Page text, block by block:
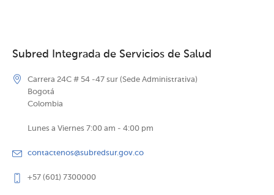
Subred Integrada de Servicios de Salud
Carrera 24C # 54 -47 sur (Sede Administrativa)
Bogotá
Colombia
Lunes a Viernes 7:00 am - 4:00 pm
contactenos@subredsur.gov.co
+57 (601) 7300000